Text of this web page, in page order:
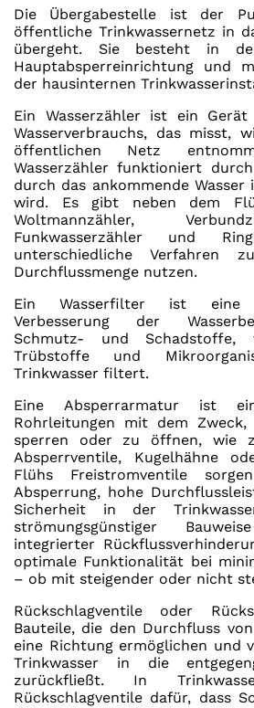
Die Übergabestelle ist der
öffentliche Trinkwassernetz in
übergeht. Sie besteht in
Hauptabsperreinrichtung und
der hausinternen
Ein Wasserzähler ist ein
Wasserverbrauchs, das misst,
öffentlichen Netz
Wasserzähler funktioniert
durch das ankommende
wird. Es gibt neben dem
Woltmannzähler,
Funkwasserzähler und
unterschiedliche Verfahren
Durchflussmenge nutzen.
Ein Wasserfilter ist eine
Verbesserung der
Schmutz- und Schadstoffe,
Trübstoffe und
Trinkwasser filtert.
Eine Absperrarmatur ist
Rohrleitungen mit dem
sperren oder zu öffnen, wie
Absperrventile, Kugelhähne
Flühs Freistromventile
Absperrung, hohe
Sicherheit in der
strömungsgünstiger
integrierter
optimale Funktionalität bei
– ob mit steigender oder nicht
Rückschlagventile oder
Bauteile, die den Durchfluss
eine Richtung ermöglichen und
Trinkwasser in die
zurückfließt. In
Rückschlagventile dafür, dass